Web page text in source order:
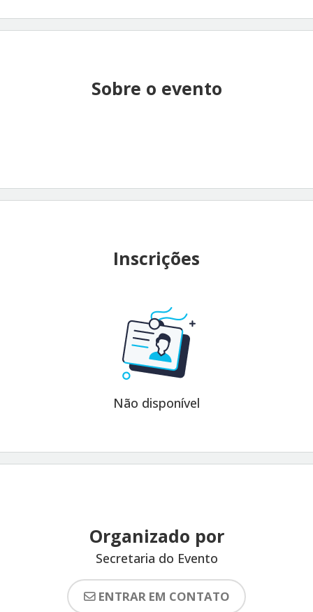
Sobre o evento
Inscrições
Não disponível
Organizado por
Secretaria do Evento
ENTRAR EM CONTATO